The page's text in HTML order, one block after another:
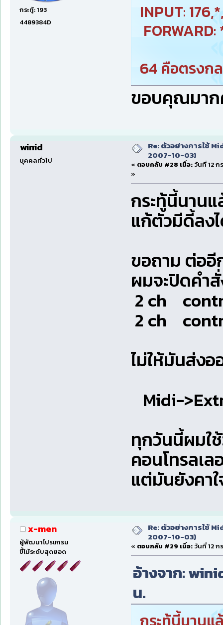
กระทู้: 193
4489384D
INPUT:
64 คือตรงก
ขอบคุณมา
winid
บุคคลทั่วไป
Re: ตัวอย่างการใช้
2007-10-03)
« ตอบกลับ #28 เมื่อ: วันที่ 12
»
กระทู้นี้นาน
แก้ตัวมีดี้ลง
ขอถาม ต่ออี
ผมจะปิดคำ
2 ch
2 ch
ไม่ให้มันส่ง
Midi-
ทุกวันนี้ผมใ
คอนโทรลเล
แต่มันยังคา
x-men
ผู้พัฒนาโปรแกรม
ขี้โม้ระดับสุดยอด
Re: ตัวอย่างการใช้
2007-10-03)
« ตอบกลับ #29 เมื่อ: วันที่ 12
อ้างจาก:
น.